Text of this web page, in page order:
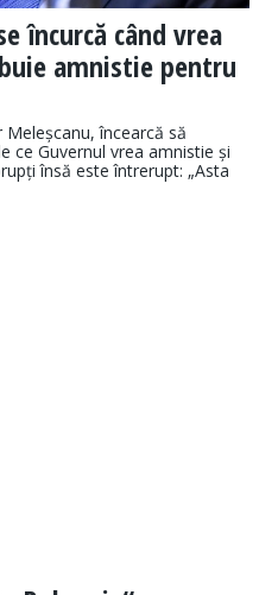
încurcă când vrea
amnistie pentru
încearcă să
ce Guvernul vrea amnistie și
însă este întrerupt: „Asta